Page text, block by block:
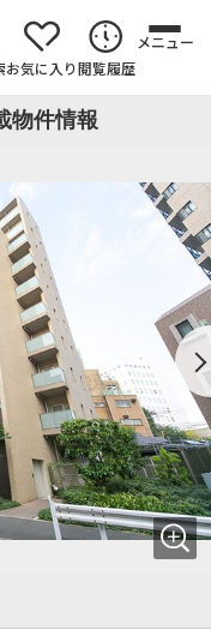
お気に入り閲覧履歴
メニュー
物件情報